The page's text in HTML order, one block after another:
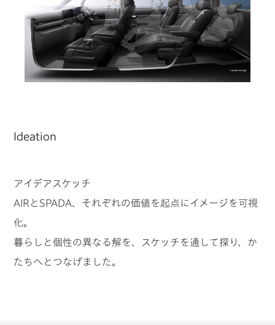
Ideation
アイデアスケッチ
AIRとSPADA、それぞれの価値を起点にイメージを可視
化。
暮らしと個性の異なる解を、スケッチを通して探り、か
たちへとつなげました。